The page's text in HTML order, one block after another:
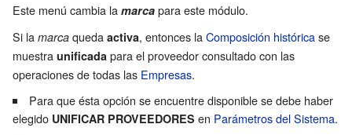
Este menú cambia la marca para este módulo.
Si la marca queda activa, entonces la Composición históricase
muestra unificada para el proveedor consultado con las
operaciones de todas las Empresas.
Para que ésta opción se encuentre disponible se debe haber
elegido UNIFICAR PROVEEDORES en Parámetros del Sistema.